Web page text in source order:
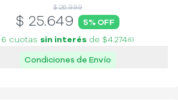
$ 26.999
$ 25.649 5% OFF
6 cuotas sin interés de $4.27483
Condiciones de Envío